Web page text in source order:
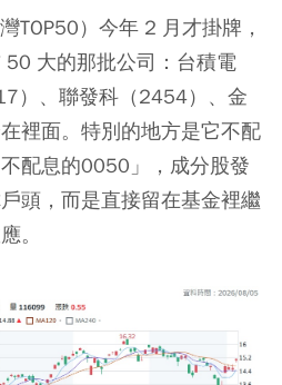
TOP50）今年 2 月才掛牌，
大的那批公司：台積電
）、聯發科（2454）、金
裡面。特別的地方是它不配
配息的0050」，成分股發
頭，而是直接留在基金裡繼
。